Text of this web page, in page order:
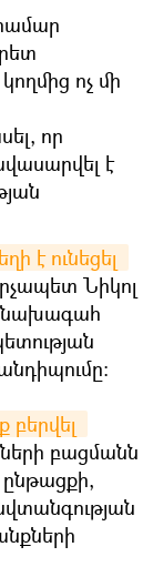
ոչ մի
որ
է
Նիկոլ
նախագահ
բացմանն